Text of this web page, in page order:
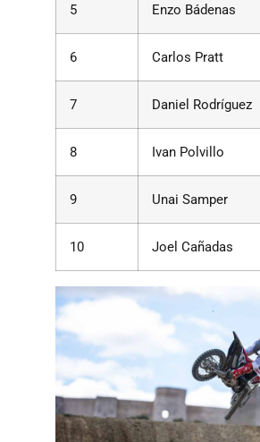
5 Enzo Bádenas
6 Carlos Pratt
7 Daniel Rodríguez
8 Ivan Polvillo
9 Unai Samper
10 Joel Cañadas